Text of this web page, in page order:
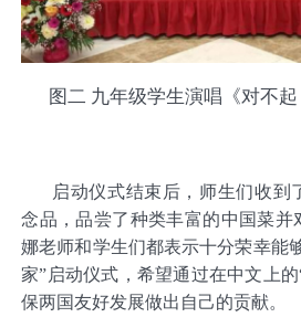
图二 九年级学生演唱《对不起
启动仪式结束后，师生们收到
念品，品尝了种类丰富的中国菜并
娜老师和学生们都表示十分荣幸能
家”启动仪式，希望通过在中文上的
保两国友好发展做出自己的贡献。